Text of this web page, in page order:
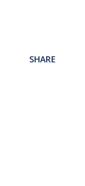
SHARE